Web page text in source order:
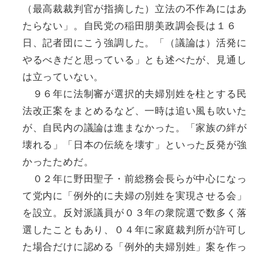
（最高裁裁判官が指摘した）立法の不作為にはあ
たらない」。自民党の稲田朋美政調会長は１６
日、記者団にこう強調した。「（議論は）活発に
やるべきだと思っている」とも述べたが、見通し
は立っていない。
９６年に法制審が選択的夫婦別姓を柱とする民
法改正案をまとめるなど、一時は追い風も吹いた
が、自民内の議論は進まなかった。「家族の絆が
壊れる」「日本の伝統を壊す」といった反発が強
かったためだ。
０２年に野田聖子・前総務会長らが中心になっ
て党内に「例外的に夫婦の別姓を実現させる会」
を設立。反対派議員が０３年の衆院選で数多く落
選したこともあり、０４年に家庭裁判所が許可し
た場合だけに認める「例外的夫婦別姓」案を作っ